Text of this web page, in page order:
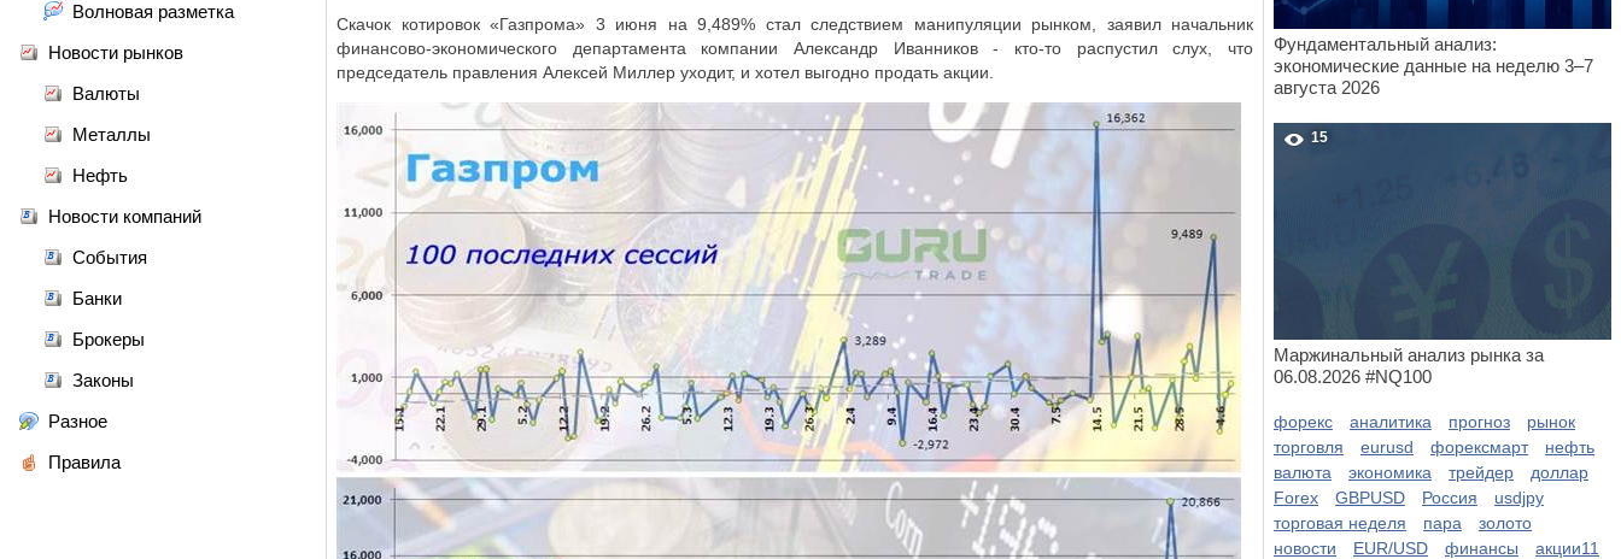
Волновая разметка
Новости рынков
Валюты
Металлы
Нефть
Новости компаний
События
Банки
Брокеры
Законы
Разное
Правила
Скачок котировок «Газпрома» 3 июня на 9,489% стал следствием манипуляции рынком, заявил начальник
финансово-экономического департамента компании Александр Иванников - кто-то распустил слух, что
председатель правления Алексей Миллер уходит, и хотел выгодно продать акции.
Фундаментальный анализ:
экономические данные на неделю 3–7
августа 2026
15
Маржинальный анализ рынка за
06.08.2026 #NQ100
форекс аналитика прогноз
рынок
торговля
eurusd форексмарт
нефть
валюта
экономика трейдер
доллар
Forex
GBPUSD Россия
usdjpy
торговая неделя
пара
золото
новости
EUR/USD финансы
акции11